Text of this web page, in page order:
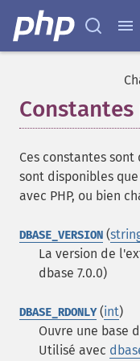
Ces constantes
sont disponibles
avec PHP, ou bien
DBASE_VERSION (
La version de
dbase 7.0.0)
DBASE_RDONLY(int)
Ouvre une base
Utilisé avec